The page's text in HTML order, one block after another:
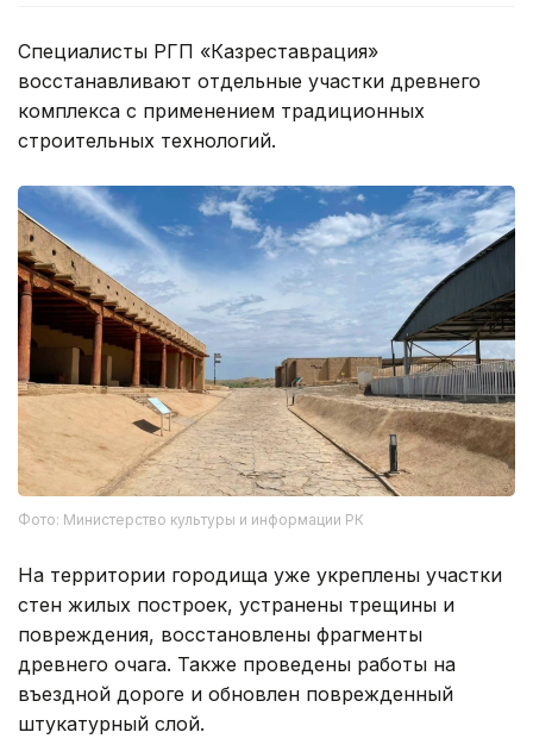
Специалисты РГП «Казреставрация»
восстанавливают отдельные участки древнего
комплекса с применением традиционных
строительных технологий.
Фото: Министерство культуры и информации РК
На территории городища уже укреплены участки
стен жилых построек, устранены трещины и
повреждения, восстановлены фрагменты
древнего очага. Также проведены работы на
въездной дороге и обновлен поврежденный
штукатурный слой.